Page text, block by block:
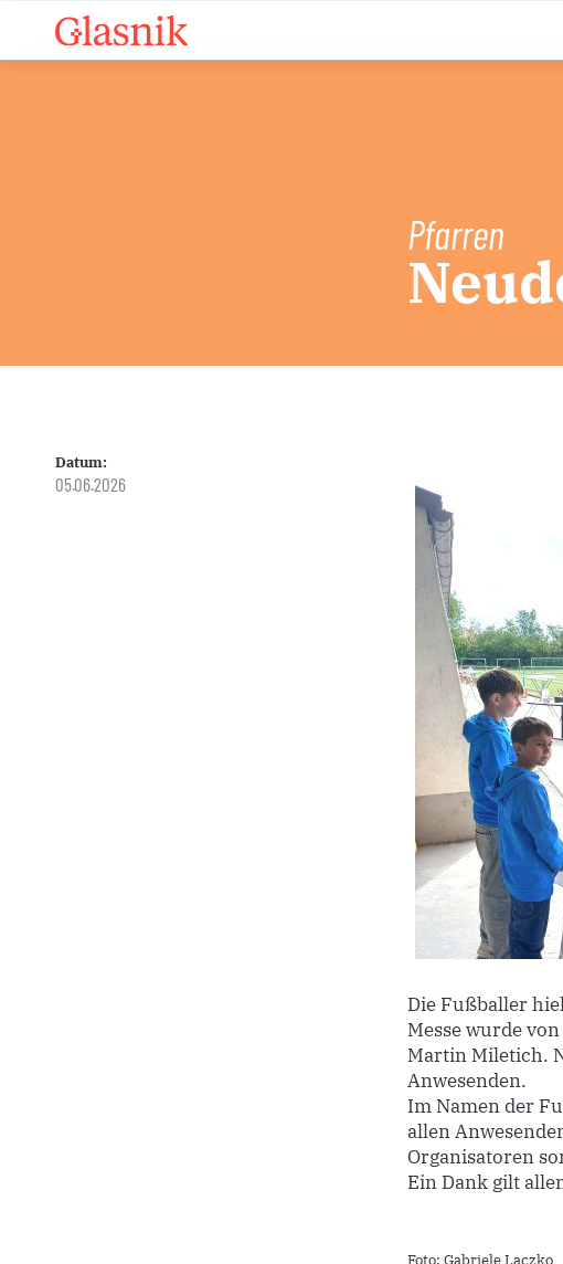
Pfarren
Datum:
05.06.2026
Die Fußballer
Messe wurde
Martin Miletich.
Anwesenden.
Im Namen der
allen
Organisatoren
Ein Dank gilt
Foto: Gabriele Laczko